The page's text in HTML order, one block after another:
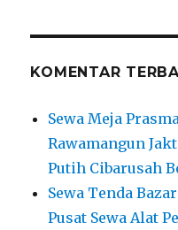
KOMENTAR
Sewa Meja
Rawamangun
Putih Cibarusah
Sewa Tenda
Pusat Sewa Alat